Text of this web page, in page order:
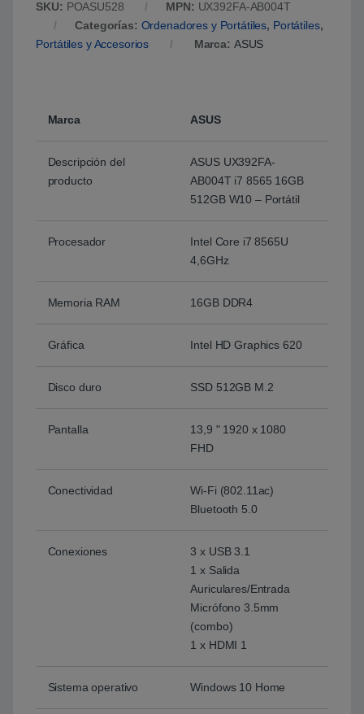
SKU: POASU528 MPN: UX392FA-AB004T
Categorías: Ordenadores y Portátiles, Portátiles,
Portátiles y Accesorios
Marca: ASUS
Marca ASUS
Descripción del
producto
ASUS UX392FA-
AB004T i7 8565 16GB
512GB W10 – Portátil
Procesador
Intel Core i7 8565U
4,6GHz
Memoria RAM 16GB DDR4
Gráfica Intel HD Graphics 620
Disco duro SSD 512GB M.2
Pantalla
13,9 " 1920 x 1080
FHD
Conectividad
Wi-Fi (802.11ac)
Bluetooth 5.0
Conexiones
3 x USB 3.1
1 x Salida
Auriculares/Entrada
Micrófono 3.5mm
(combo)
1 x HDMI 1
Sistema operativo Windows 10 Home